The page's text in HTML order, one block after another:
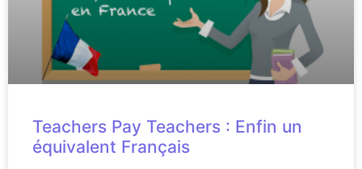
Teachers Pay Teachers : Enfin un
équivalent Français